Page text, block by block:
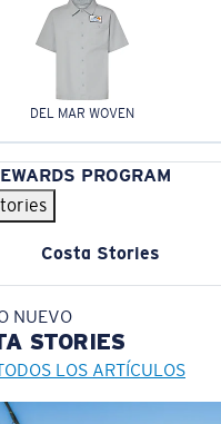
DEL MAR WOVEN
PROGRAM
Costa Stories
NUEVO
STORIES
LOS ARTÍCULOS